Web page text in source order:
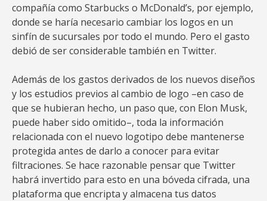
compañía como Starbucks o McDonald’s, por ejemplo,
donde se haría necesario cambiar los logos en un
sinfín de sucursales por todo el mundo. Pero el gasto
debió de ser considerable también en Twitter.
Además de los gastos derivados de los nuevos diseños
y los estudios previos al cambio de logo –en caso de
que se hubieran hecho, un paso que, con Elon Musk,
puede haber sido omitido–, toda la información
relacionada con el nuevo logotipo debe mantenerse
protegida antes de darlo a conocer para evitar
filtraciones. Se hace razonable pensar que Twitter
habrá invertido para esto en una bóveda cifrada, una
plataforma que encripta y almacena tus datos